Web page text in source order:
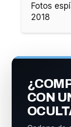
Fotos
2018
CON